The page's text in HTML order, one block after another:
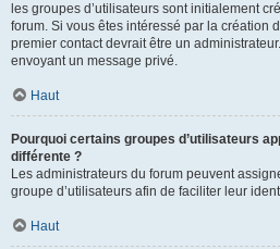
les groupes d’utilisateurs sont initialement
forum. Si vous êtes intéressé par la création
premier contact devrait être un
envoyant un message privé.
Haut
Pourquoi certains groupes d’utilisateurs
différente ?
Les administrateurs du forum peuvent
groupe d’utilisateurs afin de faciliter leur
Haut